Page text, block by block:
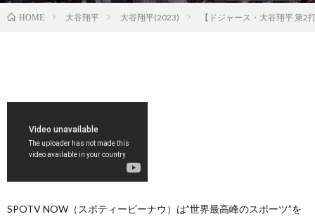
HOME 大谷翔平 大谷翔平(2023) 【ドジャース・大谷翔平 第
SPOTV NOW（スポティービーナウ）は”世界最高峰のスポーツ”を